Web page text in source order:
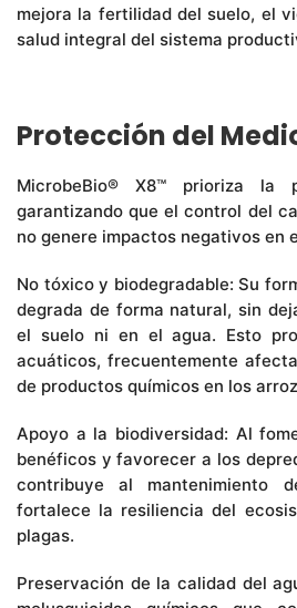
mejora la fertilidad del suelo, el
salud integral del sistema
Protección del
MicrobeBio® X8™ prioriza la
garantizando que el control del
no genere impactos negativos en
No tóxico y biodegradable: Su
degrada de forma natural, sin
el suelo ni en el agua. Esto
acuáticos, frecuentemente
de productos químicos en los
Apoyo a la biodiversidad: Al
benéficos y favorecer a los
contribuye al mantenimiento
fortalece la resiliencia del
plagas.
Preservación de la calidad del